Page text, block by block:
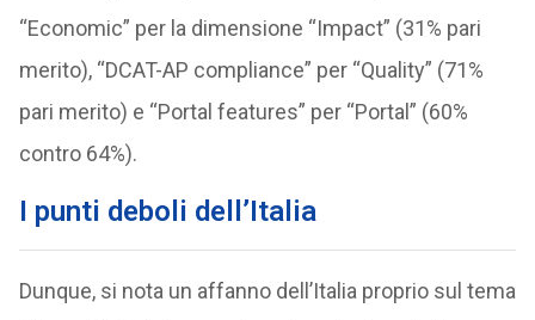
“Economic” per la dimensione “Impact” (31% pari
merito), “DCAT-AP compliance” per “Quality” (71%
pari merito) e “Portal features” per “Portal” (60%
contro 64%).
I punti deboli dell’Italia
Dunque, si nota un affanno dell’Italia proprio sul tema